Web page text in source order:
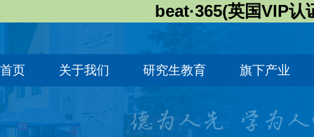
beat·365(英国VIP
首页 关于我们 研究生教育 旗下产业